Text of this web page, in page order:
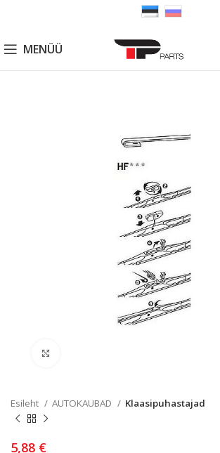
MENÜÜ
Esileht AUTOKAUBAD Klaasipuhastajad
5,88 €